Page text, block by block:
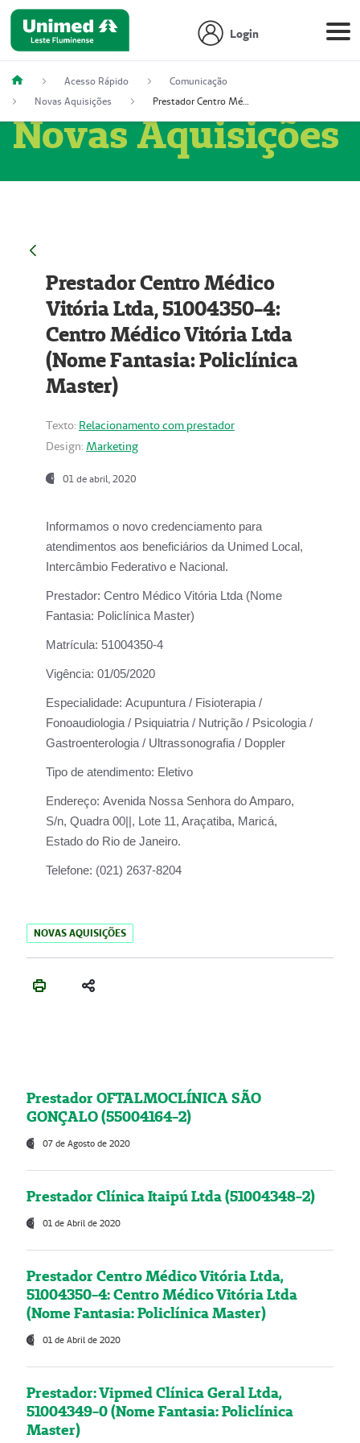
Login
Acesso Rápido
Comunicação
Novas Aquisições
Prestador Centro Médico Vitória Ltda, 51004350-4: Centro Médico Vitória Ltda (Nome Fantasia: Policlínica Master)
Novas Aquisições
Prestador Centro Médico
Vitória Ltda, 51004350-4:
Centro Médico Vitória Ltda
(Nome Fantasia: Policlínica
Master)
Texto: Relacionamento com prestador
Design: Marketing
01 de abril, 2020
Informamos o novo credenciamento para
atendimentos aos beneficiários da Unimed Local,
Intercâmbio Federativo e Nacional.
Prestador: Centro Médico Vitória Ltda (Nome
Fantasia: Policlínica Master)
Matrícula: 51004350-4
Vigência: 01/05/2020
Especialidade: Acupuntura / Fisioterapia /
Fonoaudiologia / Psiquiatria / Nutrição / Psicologia /
Gastroenterologia / Ultrassonografia / Doppler
Tipo de atendimento: Eletivo
Endereço: Avenida Nossa Senhora do Amparo,
S/n, Quadra 00||, Lote 11, Araçatiba, Maricá,
Estado do Rio de Janeiro.
Telefone: (021) 2637-8204
NOVAS AQUISIÇÕES
Prestador OFTALMOCLÍNICA SÃO
GONÇALO (55004164-2)
07 de Agosto de 2020
Prestador Clínica Itaipú Ltda (51004348-2)
01 de Abril de 2020
Prestador Centro Médico Vitória Ltda,
51004350-4: Centro Médico Vitória Ltda
(Nome Fantasia: Policlínica Master)
01 de Abril de 2020
Prestador: Vipmed Clínica Geral Ltda,
51004349-0 (Nome Fantasia: Policlínica
Master)